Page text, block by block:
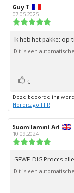
Auteur
van
deze
beoordeling:
Guy T
07.05.2025
uit
5
sterren
Ik heb het pakket op
Dit is een
Stem
omhoog
0
Deze beoordeling
Nordicagolf FR
Auteur
van
deze
beoordeling:
Suomilammi Ari
10.09.2024
uit
5
sterren
GEWELDIG Proces
Dit is een